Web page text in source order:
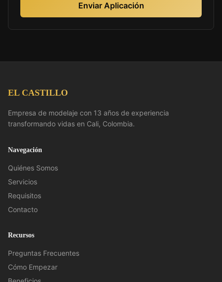
Enviar Aplicación
EL CASTILLO
Empresa de modelaje con 13 años de experiencia
transformando vidas en Cali, Colombia.
Navegación
Quiénes Somos
Servicios
Requisitos
Contacto
Recursos
Preguntas Frecuentes
Cómo Empezar